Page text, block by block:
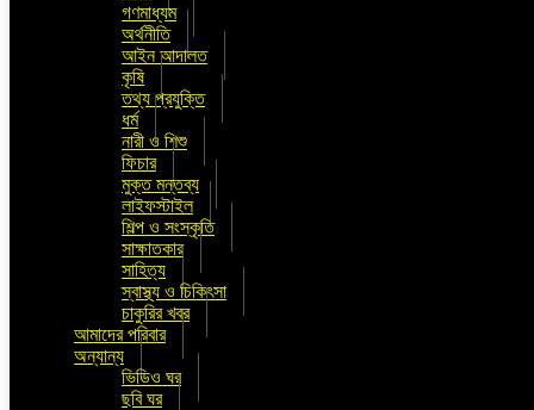
গণমাধ্যম
অর্থনীতি
আইন আদালত
কৃষি
তথ্য প্রযুক্তি
ধর্ম
নারী ও শিশু
ফিচার
মুক্ত মন্তব্য
লাইফস্টাইল
শিল্প ও সংস্কৃতি
সাক্ষাতকার
সাহিত্য
স্বাস্থ্য ও চিকিৎসা
চাকুরির খবর
আমাদের পরিবার
অন্যান্য
ভিডিও ঘর
ছবি ঘর